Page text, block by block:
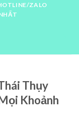
ZALO
Thụy
Khoảnh